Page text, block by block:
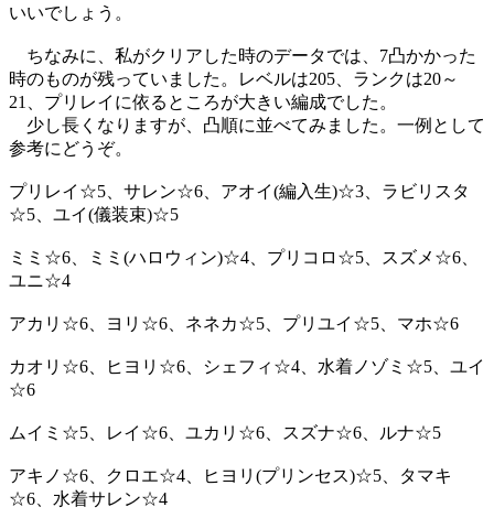
いいでしょう。
ちなみに、私がクリアした時のデータでは、7凸かかった
時のものが残っていました。レベルは205、ランクは20～
21、プリレイに依るところが大きい編成でした。
少し長くなりますが、凸順に並べてみました。一例として
参考にどうぞ。
プリレイ☆5、サレン☆6、アオイ(編入生)☆3、ラビリスタ
☆5、ユイ(儀装束)☆5
ミミ☆6、ミミ(ハロウィン)☆4、プリコロ☆5、スズメ☆6、
ユニ☆4
アカリ☆6、ヨリ☆6、ネネカ☆5、プリユイ☆5、マホ☆6
カオリ☆6、ヒヨリ☆6、シェフィ☆4、水着ノゾミ☆5、ユイ
☆6
ムイミ☆5、レイ☆6、ユカリ☆6、スズナ☆6、ルナ☆5
アキノ☆6、クロエ☆4、ヒヨリ(プリンセス)☆5、タマキ
☆6、水着サレン☆4